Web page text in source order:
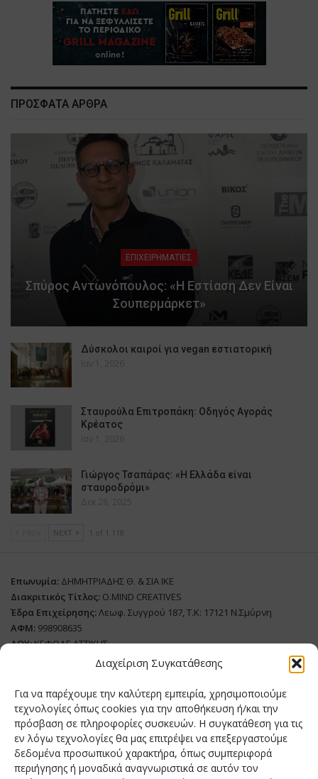
Διαχείριση Συγκατάθεσης
Για να παρέχουμε την καλύτερη εμπειρία, χρησιμοποιούμε
τεχνολογίες όπως cookies για την αποθήκευση ή/και την
πρόσβαση σε πληροφορίες συσκευών. Η συγκατάθεση για τις
εν λόγω τεχνολογίες θα μας επιτρέψει να επεξεργαστούμε
δεδομένα προσωπικού χαρακτήρα, όπως συμπεριφορά
περιήγησης ή μοναδικά αναγνωριστικά σε αυτόν τον
ΠΡΟΣΦΑΤΑ ΑΡΘΡΑ
ΕΠΙΧΕΙΡΗΜΑΤΙΕΣ
Σπύρος Αντωνόπουλος: «Η Εστίαση Δεν Είναι
Σουπερμάρκετ»
Δύσκολοι καιροί για vegan εστιατορική
Ιαν 1, 2026
Σταυρούλα Επιτροπάκη: Οδηγός Αγοράς
Κρέατος
Ιαν 1, 2026
Γιώργος Τσαπάρας: «Η Ελλάδα είναι
σταυροδρόμι»
Δεκ 28, 2025
NEXT 1 of 1.118
Επωνυμία: ΔΗΜΗΤΡΙΑΔΗΣ Θ. & ΣΙΑ ΙΚΕ
Διακριτικός Τίτλος: O.MIND CREATIVES
Έδρα Επιχείρησης:Λεωφ. Συγγρού 187, Τ.Κ: 17121 Ν.Σμύρνη
ΑΦΜ: 998908635
ΔΟΥ:ΚΕΦΟΔΕ ΑΤΤΙΚΗΣ
Όνομα Ιδιοκτήτη και Νόμιμο Πρόσωπο: Θεόδωρος Δημητριάδης
Διευθυντής Σύνταξης:Ευθυμιάτου Μαίρη
Domain:grillmagazine.gr
Δικαιούχος Domain:Θεόδωρος Δημητριάδης
Διευθυντής:Θεόδωρος Δημητριάδης
Διαχειριστής:Θεόδωρος Δημητριάδης
Δήλωση Συμμόρφωσης